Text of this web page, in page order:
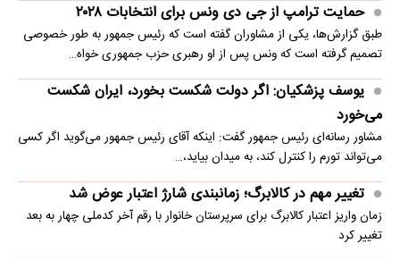
حمایت ترامپ از جی دی ونس برای انتخابات ۲۰۲۸
طبق گزارش‌ها، یکی از مشاوران گفته است که رئیس جمهور به طور خصوصی
تصمیم گرفته است که ونس پس از او رهبری حزب جمهوری خواه…
یوسف پزشکیان: اگر دولت شکست بخورد، ایران شکست
می‌خورد
مشاور رسانه‌ای رئیس جمهور گفت: اینکه آقای رئیس جمهور می‌گوید اگر کسی
می‌تواند تورم را کنترل کند، به میدان بیاید،…
تغییر مهم در کالابرگ؛ زمانبندی‌ شارژ اعتبار عوض شد
زمان واریز اعتبار کالابرگ برای سرپرستان خانوار با رقم آخر کدملی چهار به بعد
تغییر کرد